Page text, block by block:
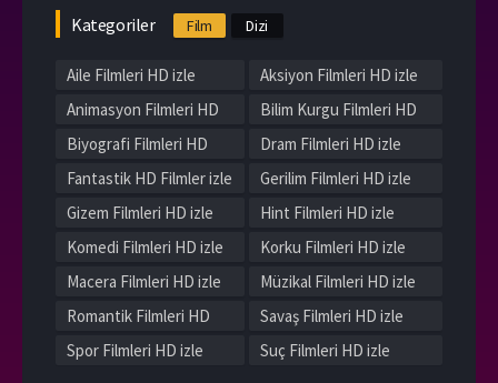
Kategoriler Film Dizi
Aile Filmleri HD izle
Aksiyon Filmleri HD izle
Animasyon Filmleri HD
izle
Bilim Kurgu Filmleri HD
izle
Biyografi Filmleri HD
izle
Dram Filmleri HD izle
Fantastik HD Filmler izle
Gerilim Filmleri HD izle
Gizem Filmleri HD izle
Hint Filmleri HD izle
Komedi Filmleri HD izle
Korku Filmleri HD izle
Macera Filmleri HD izle
Müzikal Filmleri HD izle
Romantik Filmleri HD
izle
Savaş Filmleri HD izle
Spor Filmleri HD izle
Suç Filmleri HD izle